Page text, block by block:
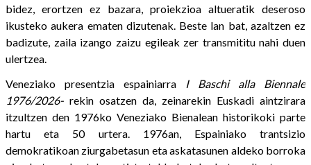
bidez, erortzen ez bazara, proiekzioa altueratik deseroso
ikusteko aukera ematen dizutenak. Beste lan bat, azaltzen ez
badizute, zaila izango zaizu egileak zer transmititu nahi duen
ulertzea.
Veneziako presentzia espainiarra
I Baschi alla Biennale
1976/2026- rekin osatzen da, zeinarekin Euskadi aintzirara
itzultzen den 1976ko Veneziako Bienalean historikoki parte
hartu eta 50 urtera. 1976an, Espainiako trantsizio
demokratikoan ziurgabetasun eta askatasunen aldeko borroka